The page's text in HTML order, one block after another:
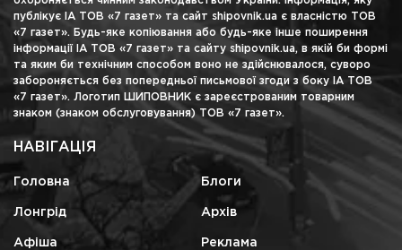
публікує ІА ТОВ «7 газет» та сайт shipovnik.ua є власністю ТОВ
«7 газет». Будь-яке копіювання або будь-яке інше поширення
інформації ІА ТОВ «7 газет» та сайту shipovnik.ua, в якій би формі
та яким би технічним способом воно не здійснювалося, суворо
забороняється без попередньої письмової згоди з боку ІА ТОВ
«7 газет». Логотип ШИПОВНИК є зареєстрованим товарним
знаком (знаком обслуговування) ТОВ «7 газет».
НАВІГАЦІЯ
Головна Блоги
Лонгрід Архів
Афіша Реклама